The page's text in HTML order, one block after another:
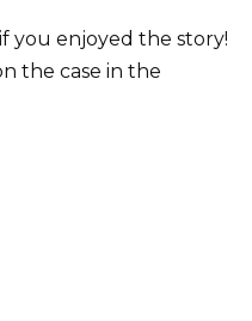
you enjoyed the story!
the case in the